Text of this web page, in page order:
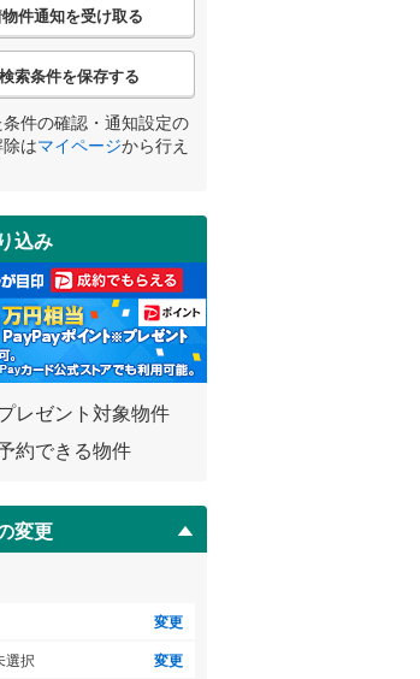
件通知を受け取る
検索条件を保存する
件の確認・通知設定の
はマイページから行え
込み
レゼント対象物件
約できる物件
変更
変更
選択 変更
1km以内（ 0）
能
（0）